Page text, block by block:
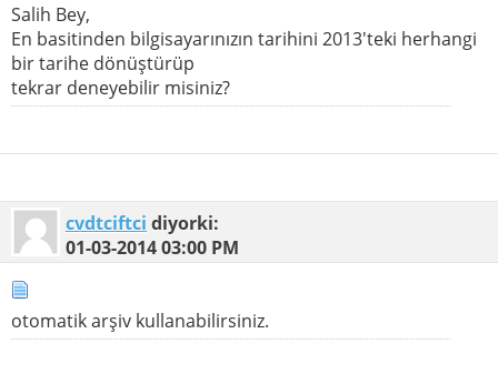
Salih Bey,
En basitinden bilgisayarınızın tarihini 2013'teki herhangi
bir tarihe dönüştürüp
tekrar deneyebilir misiniz?
cvdtciftci diyorki:
01-03-201403:00 PM
otomatik arşiv kullanabilirsiniz.